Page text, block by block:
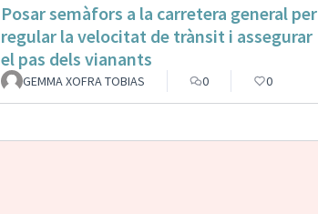
Posar semàfors a la carretera general per
regular la velocitat de trànsit i assegurar
el pas dels vianants
GEMMA XOFRA TOBIAS 0 0